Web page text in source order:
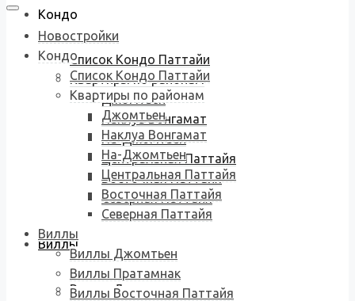
Кондо
Список Кондо Паттайи
Квартиры по районам
Джомтьен
Наклуа Вонгамат
На-Джомтьен
Центральная Паттайя
Восточная Паттайя
Северная Паттайя
Виллы
Виллы Джомтьен
Новостройки
Кондо
Список Кондо Паттайи
Квартиры по районам
Джомтьен
Наклуа Вонгамат
На-Джомтьен
Центральная Паттайя
Восточная Паттайя
Северная Паттайя
Виллы
Виллы Джомтьен
Виллы Пратамнак
Виллы Восточная Паттайя